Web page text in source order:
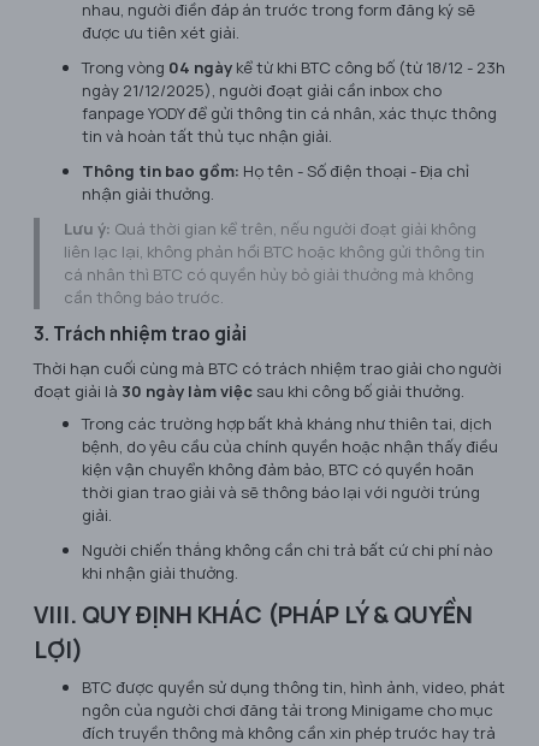
nhau, người điền đáp án trước trong form đăng ký sẽ
được ưu tiên xét giải.
Trong vòng 04 ngày kể từ khi BTC công bố (từ 18/12 - 23h
ngày 21/12/2025), người đoạt giải cần inbox cho
fanpageYODYđể gửi thông tin cá nhân, xác thực thông
tin và hoàn tất thủ tục nhận giải.
Thông tin bao gồm: Họ tên - Số điện thoại - Địa chỉ
nhận giải thưởng.
Lưu ý: Quá thời gian kể trên, nếu người đoạt giải không
liên lạc lại, không phản hồi BTC hoặc không gửi thông tin
cá nhân thì BTC có quyền hủy bỏ giải thưởng mà không
cần thông báo trước.
3. Trách nhiệm trao giải
Thời hạn cuối cùng mà BTC có trách nhiệm trao giải cho người
đoạt giải là 30 ngày làm việc sau khi công bố giải thưởng.
Trong các trường hợp bất khả kháng như thiên tai, dịch
bệnh, do yêu cầu của chính quyền hoặc nhận thấy điều
kiện vận chuyển không đảm bảo, BTC có quyền hoãn
thời gian trao giải và sẽ thông báo lại với người trúng
giải.
Người chiến thắng không cần chi trả bất cứ chi phí nào
khi nhận giải thưởng.
VIII. QUY ĐỊNH KHÁC (PHÁP LÝ & QUYỀN
LỢI)
BTC được quyền sử dụng thông tin, hình ảnh, video, phát
ngôn của người chơi đăng tải trong Minigame cho mục
đích truyền thông mà không cần xin phép trước hay trả